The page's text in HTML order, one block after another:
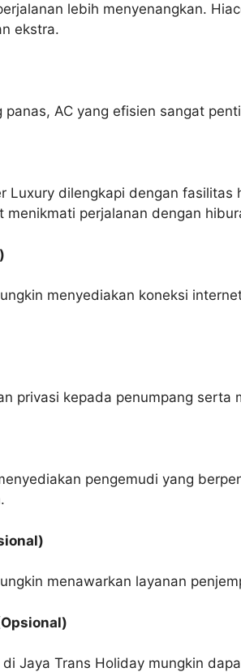
lebih menyenangkan.
ekstra.
AC yang efisien sangat
Luxury dilengkapi dengan
menikmati perjalanan dengan
menyediakan koneksi
privasi kepada penumpang serta
pengemudi yang
menawarkan layanan
Jaya Trans Holiday mungkin